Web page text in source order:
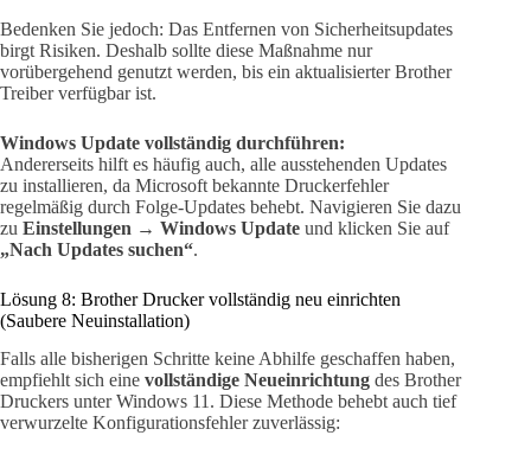
Bedenken Sie jedoch: Das Entfernen von Sicherheitsupdates
birgt Risiken. Deshalb sollte diese Maßnahme nur
vorübergehend genutzt werden, bis ein aktualisierter Brother
Treiber verfügbar ist.
Windows Update vollständig durchführen:
Andererseits hilft es häufig auch, alle ausstehenden Updates
zu installieren, da Microsoft bekannte Druckerfehler
regelmäßig durch Folge-Updates behebt. Navigieren Sie dazu
zu Einstellungen → Windows Update und klicken Sie auf
„Nach Updates suchen“.
Lösung 8: Brother Drucker vollständig neu einrichten
(Saubere Neuinstallation)
Falls alle bisherigen Schritte keine Abhilfe geschaffen haben,
empfiehlt sich eine vollständige Neueinrichtung des Brother
Druckers unter Windows 11. Diese Methode behebt auch tief
verwurzelte Konfigurationsfehler zuverlässig: